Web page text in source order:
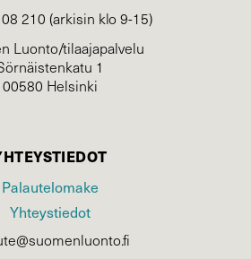
210 (arkisin klo 9-15)
Luonto/tilaajapalvelu
1
00580 Helsinki
Palautelomake
Yhteystiedot